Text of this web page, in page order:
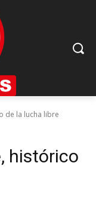
de la lucha libre
histórico